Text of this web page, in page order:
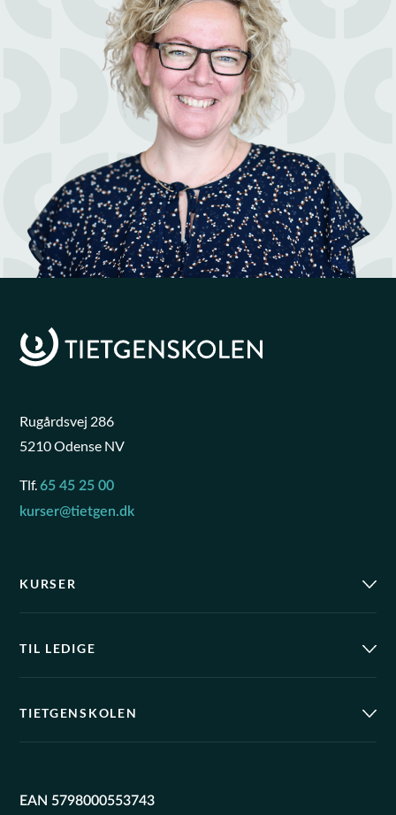
Rugårdsvej 286
5210 Odense NV
Tlf.65 45 25 00
kurser@tietgen.dk
KURSER
TIL LEDIGE
TIETGENSKOLEN
EAN 5798000553743